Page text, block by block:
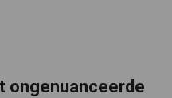
ongenuanceerde